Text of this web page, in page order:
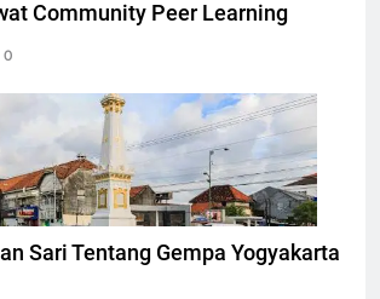
Community Peer Learning
0
Foto: Photo by CEphoto, Uwe
Aranas
Sari Tentang Gempa Yogyakarta